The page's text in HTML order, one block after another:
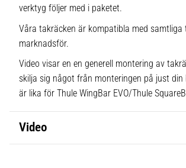
verktyg följer med i paketet.
Våra takräcken är kompatibla med samtliga
marknadsför.
Video visar en en generell montering av
skilja sig något från monteringen på just din
är lika för Thule WingBar EVO/Thule
Video